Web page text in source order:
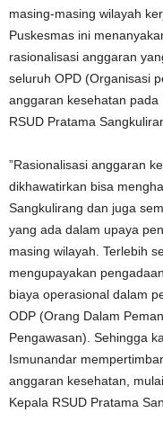
masing-masing wilayah
Puskesmas ini
rasionalisasi anggaran
seluruh OPD (Organisasi
anggaran kesehatan pada
RSUD Pratama
”Rasionalisasi anggaran
dikhawatirkan bisa
Sangkulirang dan juga
yang ada dalam upaya
masing wilayah. Terlebih
mengupayakan
biaya operasional dalam
ODP (Orang Dalam
Pengawasan). Sehingga
Ismunandar
anggaran kesehatan,
Kepala RSUD Pratama